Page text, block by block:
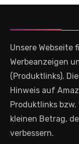
Unsere
Werbeanzeigen
(Produktlinks).
Hinweis auf
Produktlinks
kleinen Betrag,
verbessern.